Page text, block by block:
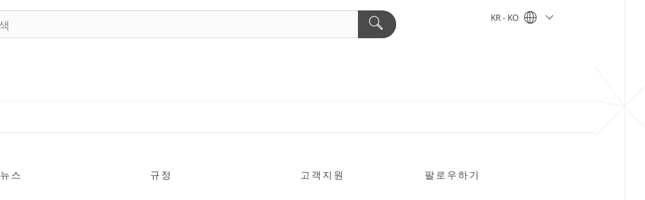
KR - KO
뉴스 규정 고객지원 팔로우하기